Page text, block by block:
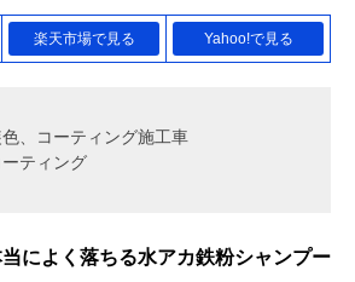
楽天市場で見る Yahoo!で見る
色、コーティング施工車
ティング
によく落ちる水アカ鉄粉シャンプー